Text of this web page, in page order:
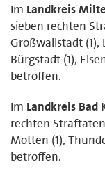
Im Landkreis
sieben rechten
Großwallstadt (1),
Bürgstadt (1),
betroffen.
Im Landkreis Bad
rechten
Motten (1),
betroffen.